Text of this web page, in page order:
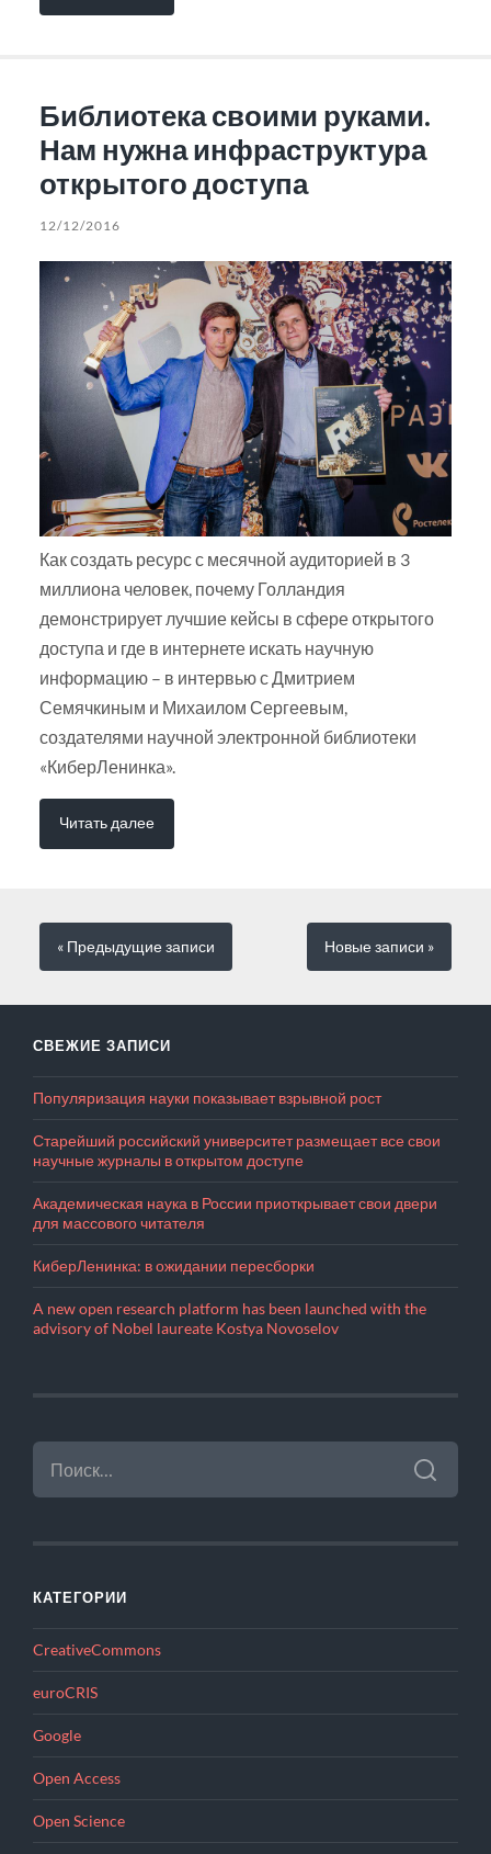
Библиотека своими руками.
Нам нужна инфраструктура
открытого доступа
12/12/2016
Как создать ресурс с месячной аудиторией в 3
миллиона человек, почему Голландия
демонстрирует лучшие кейсы в сфере открытого
доступа и где в интернете искать научную
информацию – в интервью с Дмитрием
Семячкиным и Михаилом Сергеевым,
создателями научной электронной библиотеки
«КиберЛенинка».
Читать далее
« Предыдущиезаписи Новыезаписи »
СВЕЖИЕ ЗАПИСИ
Популяризация науки показывает взрывной рост
Старейший российский университет размещает все свои
научные журналы в открытом доступе
Академическая наука в России приоткрывает свои двери
для массового читателя
КиберЛенинка: в ожидании пересборки
A new open research platform has been launched with the
advisory of Nobel laureate Kostya Novoselov
НАЙТИ:
КАТЕГОРИИ
CreativeCommons
euroCRIS
Google
Open Access
Open Science